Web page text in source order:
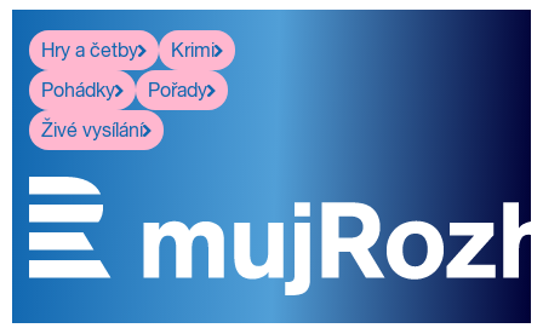
Hry a četby
Krimi
Pohádky
Pořady
Živé vysílání